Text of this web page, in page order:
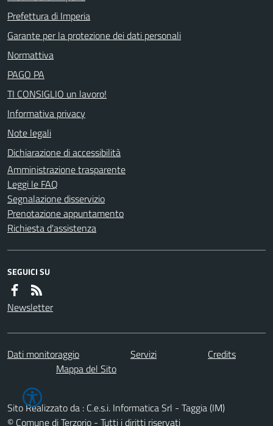
Prefettura di Imperia
Garante per la protezione dei dati personali
Normattiva
PAGO PA
TI CONSIGLIO un lavoro!
Informativa privacy
Note legali
Dichiarazione di accessibilità
Amministrazione trasparente
Leggi le FAQ
Segnalazione disservizio
Prenotazione appuntamento
Richiesta d'assistenza
SEGUICI SU
Newsletter
Dati monitoraggio Servizi
Credits
Mappa del Sito
Sito Realizzato da : C.e.s.i. Informatica Srl - Taggia (IM)
© Comune di Terzorio - Tutti i diritti riservati